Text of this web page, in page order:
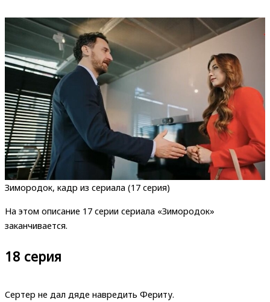
Зимородок, кадр из сериала (17 серия)
На этом описание 17 серии сериала «Зимородок»
заканчивается.
18 серия
Сертер не дал дяде навредить Фериту.